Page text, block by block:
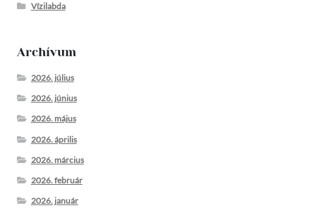
Vízilabda
Archívum
2026. július
2026. június
2026. május
2026. április
2026. március
2026. február
2026. január